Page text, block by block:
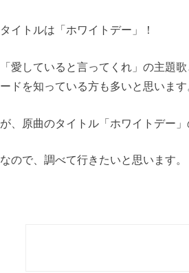
タイトルは「ホワイトデー」！
「愛していると言ってくれ」の主題
ードを知っている方も多いと思います
が、原曲のタイトル「ホワイトデー
なので、調べて行きたいと思います。